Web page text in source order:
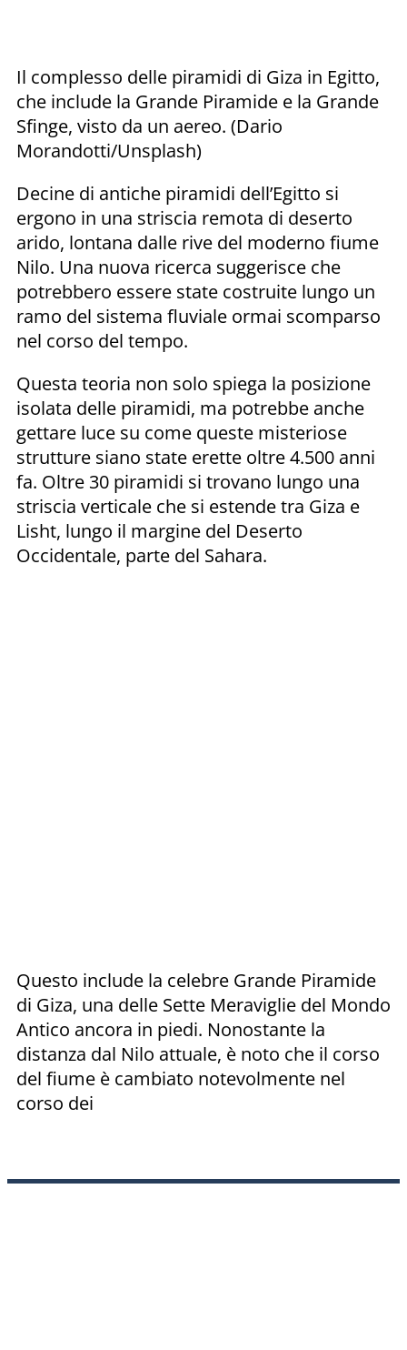
Il complesso delle piramidi di Giza in Egitto,
che include la Grande Piramide e la Grande
Sfinge, visto da un aereo. (Dario
Morandotti/Unsplash)
Decine di antiche piramidi dell’Egitto si
ergono in una striscia remota di deserto
arido, lontana dalle rive del moderno fiume
Nilo. Una nuova ricerca suggerisce che
potrebbero essere state costruite lungo un
ramo del sistema fluviale ormai scomparso
nel corso del tempo.
Questa teoria non solo spiega la posizione
isolata delle piramidi, ma potrebbe anche
gettare luce su come queste misteriose
strutture siano state erette oltre 4.500 anni
fa. Oltre 30 piramidi si trovano lungo una
striscia verticale che si estende tra Giza e
Lisht, lungo il margine del Deserto
Occidentale, parte del Sahara.
Questo include la celebre Grande Piramide
di Giza, una delle Sette Meraviglie del Mondo
Antico ancora in piedi. Nonostante la
distanza dal Nilo attuale, è noto che il corso
del fiume è cambiato notevolmente nel
corso dei